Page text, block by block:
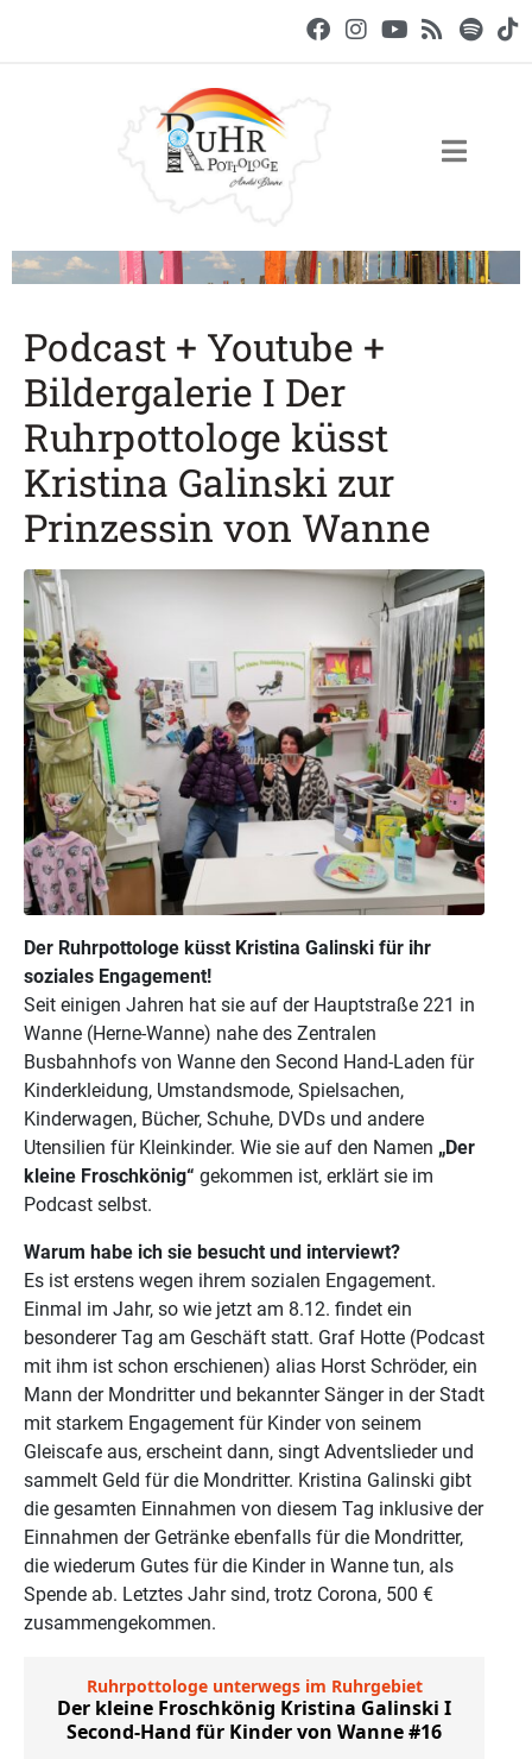
Podcast + Youtube +
Bildergalerie I Der
Ruhrpottologe küsst
Kristina Galinski zur
Prinzessin von Wanne
Der Ruhrpottologe küsst Kristina Galinski für ihr
soziales Engagement!
Seit einigen Jahren hat sie auf der Hauptstraße 221 in
Wanne (Herne-Wanne) nahe des Zentralen
Busbahnhofs von Wanne den Second Hand-Laden für
Kinderkleidung, Umstandsmode, Spielsachen,
Kinderwagen, Bücher, Schuhe, DVDs und andere
Utensilien für Kleinkinder. Wie sie auf den Namen „Der
kleine Froschkönig“ gekommen ist, erklärt sie im
Podcast selbst.
Warum habe ich sie besucht und interviewt?
Es ist erstens wegen ihrem sozialen Engagement.
Einmal im Jahr, so wie jetzt am 8.12. findet ein
besonderer Tag am Geschäft statt. Graf Hotte (Podcast
mit ihm ist schon erschienen) alias Horst Schröder, ein
Mann der Mondritter und bekannter Sänger in der Stadt
mit starkem Engagement für Kinder von seinem
Gleiscafe aus, erscheint dann, singt Adventslieder und
sammelt Geld für die Mondritter. Kristina Galinski gibt
die gesamten Einnahmen von diesem Tag inklusive der
Einnahmen der Getränke ebenfalls für die Mondritter,
die wiederum Gutes für die Kinder in Wanne tun, als
Spende ab. Letztes Jahr sind, trotz Corona, 500 €
zusammengekommen.